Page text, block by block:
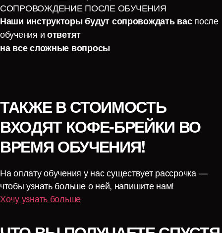
СОПРОВОЖДЕНИЕ ПОСЛЕ ОБУЧЕНИЯ
Наши инструкторы будут сопровождать васпосле
обучения иответят
на все сложные вопросы
ТАКЖЕ В СТОИМОСТЬ
ВХОДЯТ КОФЕ-БРЕЙКИ ВО
ВРЕМЯ ОБУЧЕНИЯ!
На оплату обучения у нас существует рассрочка —
чтобы узнать больше о ней, напишите нам!
Хочу узнать больше